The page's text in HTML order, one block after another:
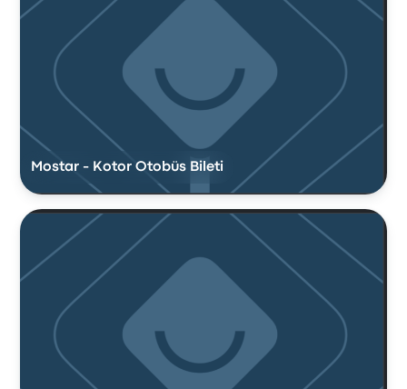
Mostar - Kotor Otobüs Bileti